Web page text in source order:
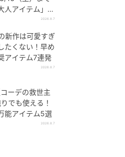
人アイテム」っ
2026.8.7
新作は可愛すぎ
たくない！早め
アイテム7連発
2026.8.7
ーデの救世主
でも使える！
能アイテム5選
2026.8.7